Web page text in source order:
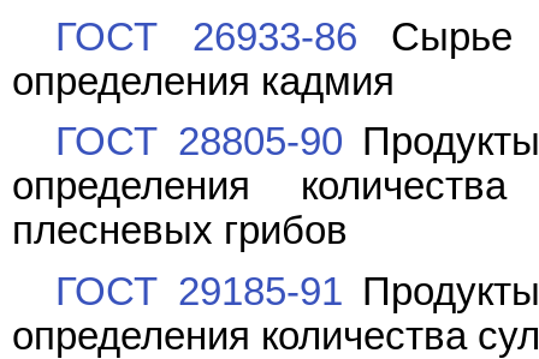
ГОСТ 26933-86 Сырье
определения кадмия
ГОСТ 28805-90
определения
плесневых грибов
ГОСТ 29185-91
определения количества